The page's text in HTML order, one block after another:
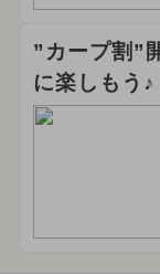
”カープ割”
に楽しもう♪